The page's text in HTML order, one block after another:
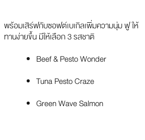
พร้อมเสิร์ฟกับซอฟต์เบเกิลเพิ่มความนุ่ม ฟู ให้
ทานง่ายขึ้น มีให้เลือก 3 รสชาติ
Beef & Pesto Wonder
Tuna Pesto Craze
Green Wave Salmon